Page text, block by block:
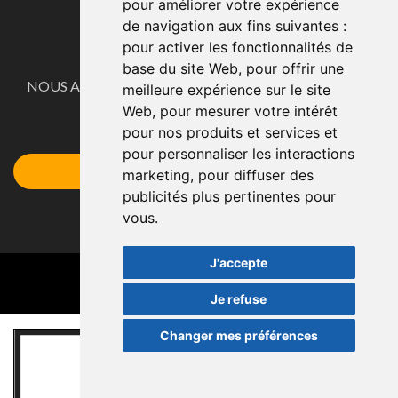
pour améliorer votre expérience
de navigation aux fins suivantes :
pour activer les fonctionnalités de
base du site Web, pour offrir une
meilleure expérience sur le site
Web, pour mesurer votre intérêt
pour nos produits et services et
pour personnaliser les interactions
marketing, pour diffuser des
publicités plus pertinentes pour
vous.
J'accepte
Je refuse
Changer mes préférences
CONTACTE
NOUS ADAPTONS NOS PRODUITS AUX BESOINS DE
NOS CLIENTS.
Demandez votre devis ici
Accéder au Formulaire